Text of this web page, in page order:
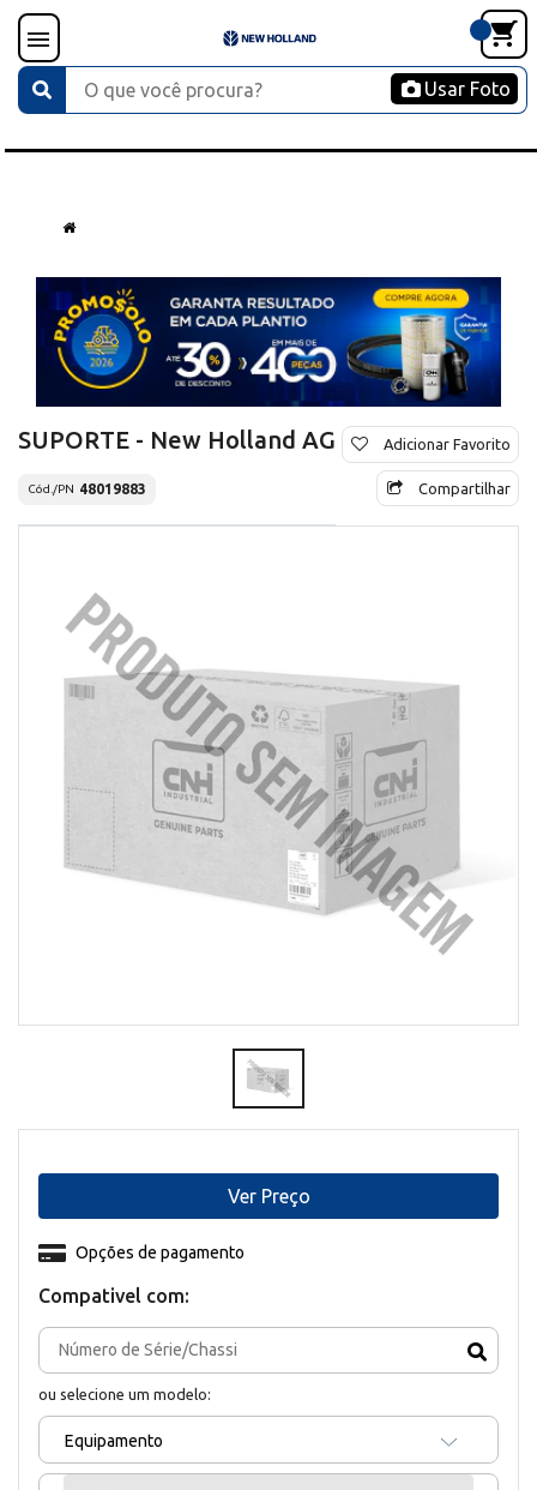
Usar Foto
SUPORTE - New Holland AG
Cód./PN 48019883
Adicionar Favorito
Compartilhar
Compativel com:
ou selecione um modelo:
Equipamento
Opções de pagamento
Ver Preço